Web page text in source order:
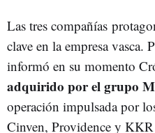
Las tres compañías
clave en la empresa
informó en su momento
adquirido por el grupo
operación impulsada por
Cinven, Providence y